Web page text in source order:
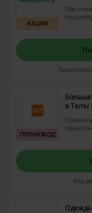
АКЦИЯ
При
для
ПРОМОКОД
Больше
в Temu
Код
Одежда